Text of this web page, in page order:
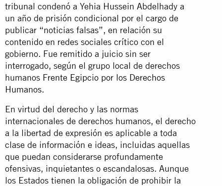
tribunal condenó a Yehia Hussein Abdelhady a
un año de prisión condicional por el cargo de
publicar “noticias falsas”, en relación su
contenido en redes sociales crítico con el
gobierno. Fue remitido a juicio sin ser
interrogado, según el grupo local de derechos
humanos Frente Egipcio por los Derechos
Humanos.
En virtud del derecho y las normas
internacionales de derechos humanos, el derecho
a la libertad de expresión es aplicable a toda
clase de información e ideas, incluidas aquellas
que puedan considerarse profundamente
ofensivas, inquietantes o escandalosas. Aunque
los Estados tienen la obligación de prohibir la